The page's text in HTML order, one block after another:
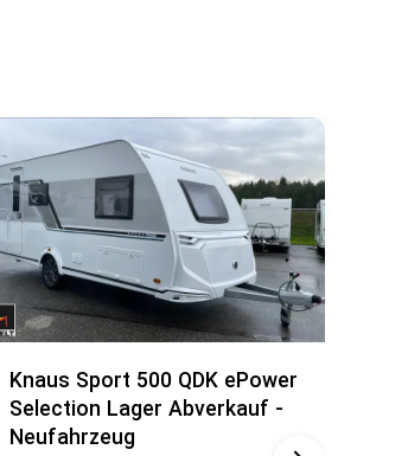
Knaus Sport 500 QDK ePower
Selection Lager Abverkauf -
Neufahrzeug